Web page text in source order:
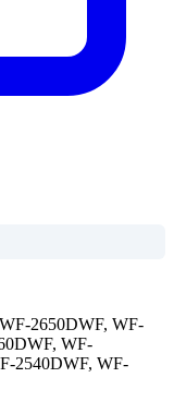
2650DWF, WF-
WF-
2540DWF, WF-